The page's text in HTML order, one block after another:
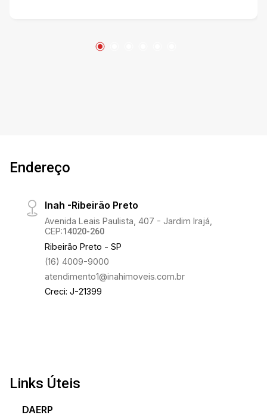
Endereço
Inah -Ribeirão Preto
Avenida Leais Paulista, 407 - Jardim Irajá,
CEP:14020-260
Ribeirão Preto - SP
(16) 4009-9000
atendimento1@inahimoveis.com.br
Creci: J-21399
Links Úteis
DAERP